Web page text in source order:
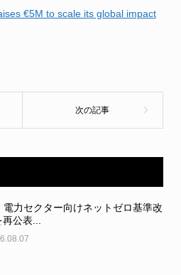
€5M to scale its global impact
電力セクター向けネットゼロ基準改
公表...